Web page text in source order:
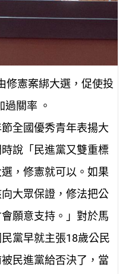
修憲案綁大選，促使投
過關率 。
全國優秀青年表揚大
說「民進黨又雙重標
，修憲就可以。如果
大眾保證，修法把公
願意支持。」對於馬
黨早就主張18歲公民
民進黨給否決了，當